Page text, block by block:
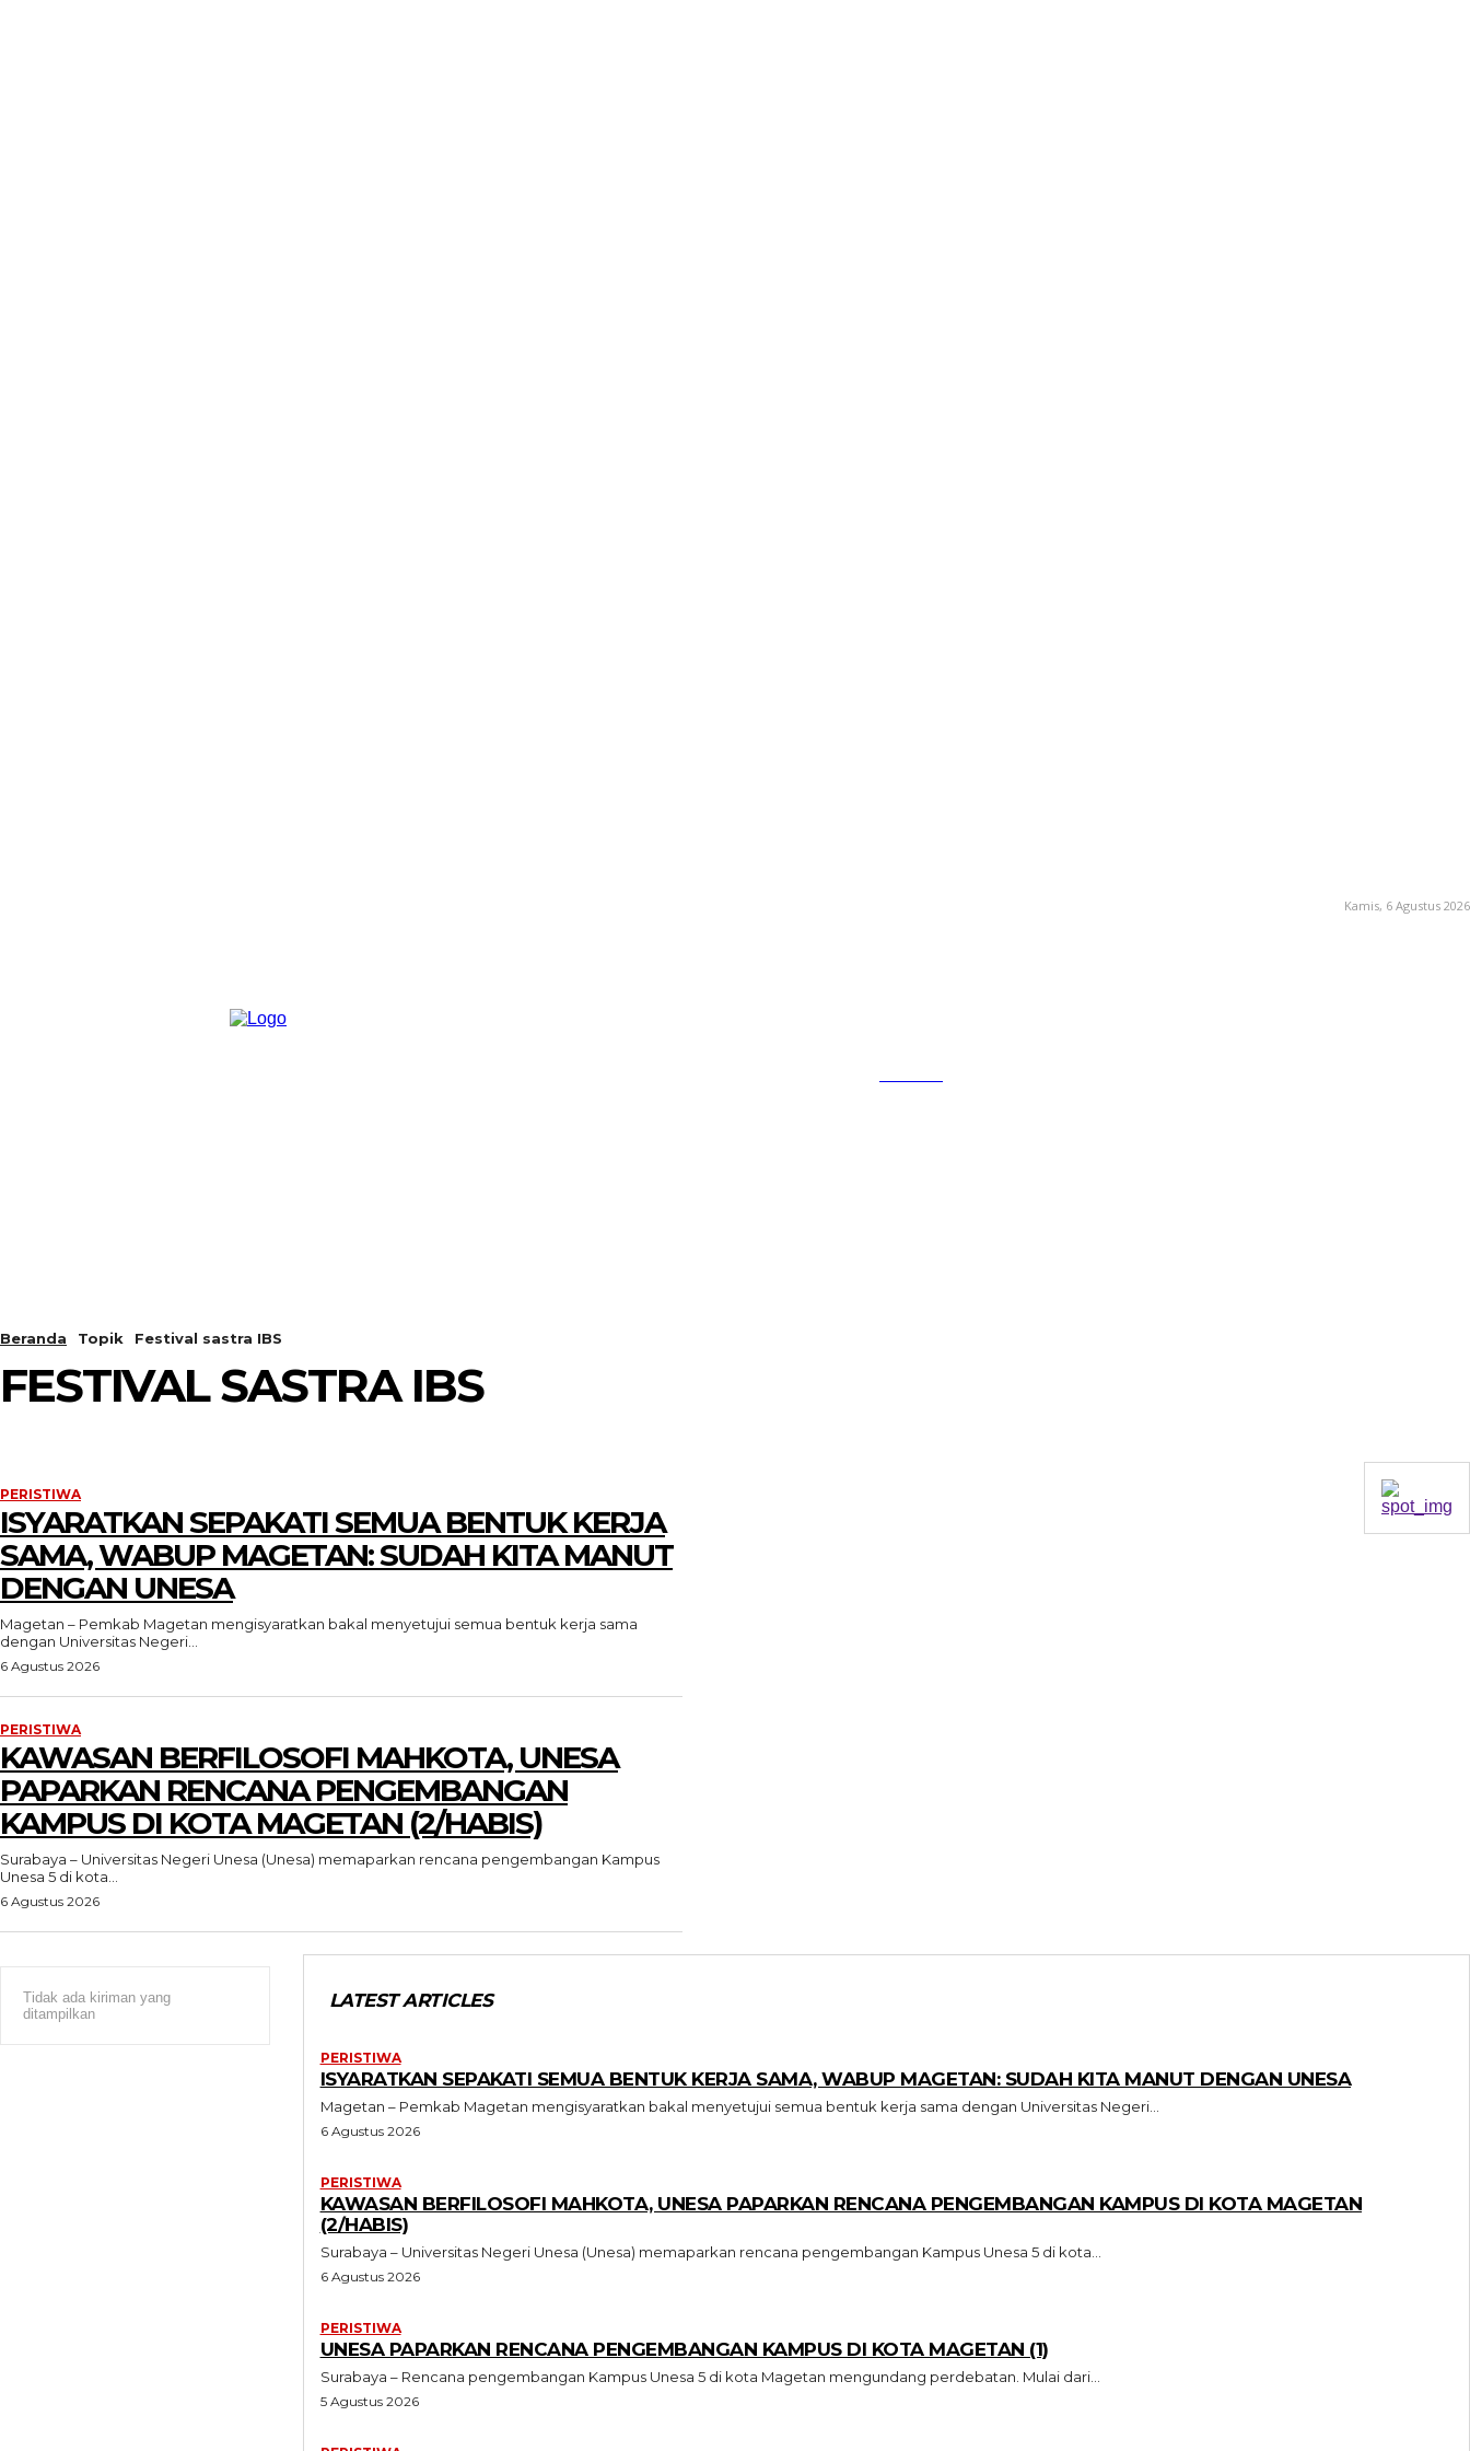
Kamis, 6 Agustus 2026
Beranda Topik Festival sastra IBS
FESTIVAL SASTRA IBS
PERISTIWA
ISYARATKAN SEPAKATI SEMUA BENTUK KERJA
SAMA, WABUP MAGETAN: SUDAH KITA MANUT
DENGAN UNESA
Magetan – Pemkab Magetan mengisyaratkan bakal menyetujui semua bentuk kerja sama
dengan Universitas Negeri...
6 Agustus 2026
PERISTIWA
KAWASAN BERFILOSOFI MAHKOTA, UNESA
PAPARKAN RENCANA PENGEMBANGAN
KAMPUS DI KOTA MAGETAN (2/HABIS)
Surabaya – Universitas Negeri Unesa (Unesa) memaparkan rencana pengembangan Kampus
Unesa 5 di kota...
6 Agustus 2026
Tidak ada kiriman yang
ditampilkan
LATEST ARTICLES
PERISTIWA
ISYARATKAN SEPAKATI SEMUA BENTUK KERJA SAMA, WABUP MAGETAN: SUDAH KITA MANUT DENGAN UNESA
Magetan – Pemkab Magetan mengisyaratkan bakal menyetujui semua bentuk kerja sama dengan Universitas Negeri...
6 Agustus 2026
PERISTIWA
KAWASAN BERFILOSOFI MAHKOTA, UNESA PAPARKAN RENCANA PENGEMBANGAN KAMPUS DI KOTA MAGETAN
(2/HABIS)
Surabaya – Universitas Negeri Unesa (Unesa) memaparkan rencana pengembangan Kampus Unesa 5 di kota...
6 Agustus 2026
PERISTIWA
UNESA PAPARKAN RENCANA PENGEMBANGAN KAMPUS DI KOTA MAGETAN (1)
Surabaya – Rencana pengembangan Kampus Unesa 5 di kota Magetan mengundang perdebatan. Mulai dari...
5 Agustus 2026